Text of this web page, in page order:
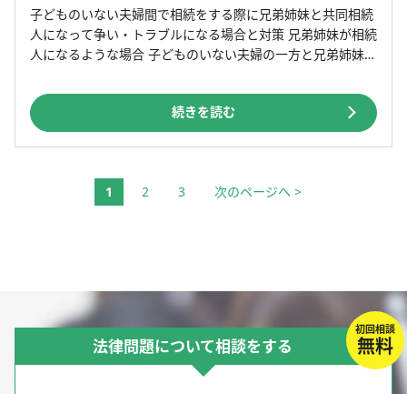
子どものいない夫婦間で相続をする際に兄弟姉妹と共同相続
人になって争い・トラブルになる場合と対策 兄弟姉妹が相続
人になるような場合 子どものいない夫婦の一方と兄弟姉妹が
[…]
続きを読む
1 2 3 次のページヘ >
初回相談
無料
法律問題について相談をする